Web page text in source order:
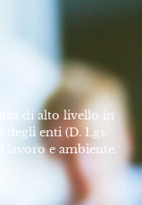
di alto livello in
enti (D. Lgs.
lavoro e ambiente.